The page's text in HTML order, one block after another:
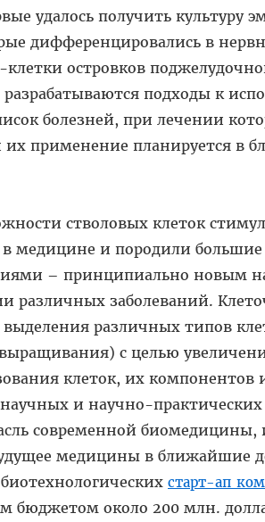
удалось получить культуру
дифференцировались в
клетки островков
подходы к
болезней, при лечении
их применение планируется в
стволовых клеток
в медицине и породили
– принципиально новым
различных заболеваний.
выделения различных типов
с целью
клеток, их компонентов
и научно-практических
современной биомедицины,
медицины в ближайшие
старт-ап
бюджетом около 200 млн.